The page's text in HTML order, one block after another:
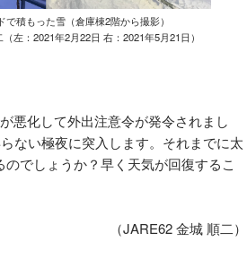
で積もった雪（倉庫棟2階から撮影）
左：2021年2月22日 右：2021年5月21日）
悪化して外出注意令が発令されまし
ない極夜に突入します。それまでに太
でしょうか？早く天気が回復するこ
（JARE62 金城 順二）